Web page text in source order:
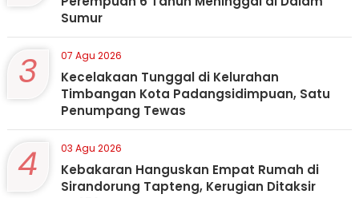
Sumur
3 07 Agu 2026
Kecelakaan Tunggal di Kelurahan
Timbangan Kota Padangsidimpuan, Satu
Penumpang Tewas
4 03 Agu 2026
Kebakaran Hanguskan Empat Rumah di
Sirandorung Tapteng, Kerugian Ditaksir